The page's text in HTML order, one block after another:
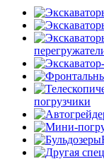
погрузчики